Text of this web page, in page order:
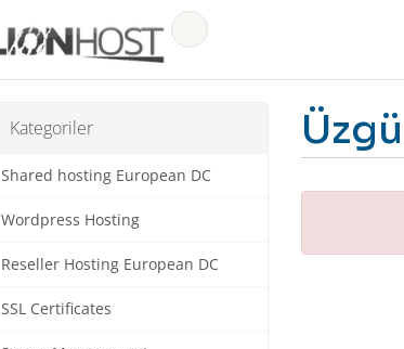
Kategoriler
Shared hosting European DC
Wordpress Hosting
Reseller Hosting European DC
SSL Certificates